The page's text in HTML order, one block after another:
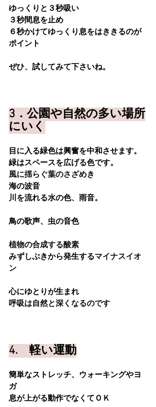
ゆっくりと３秒吸い
３秒間息を止め
６秒かけてゆっくり息をはききるのが
ポイント
ぜひ、試してみて下さいね。
3．公園や自然の多い場所
にいく
目に入る緑色は興奮を中和させます。
緑はスペースを広げる色です。
風に揺らぐ葉のさざめき
海の波音
川を流れる水の色、雨音。
鳥の歌声、虫の音色
植物の合成する酸素
みずしぶきから発生するマイナスイオ
ン
心にゆとりが生まれ
呼吸は自然と深くなるのです
4.　軽い運動
簡単なストレッチ、ウォーキングやヨ
ガ
息が上がる動作でなくてＯＫ